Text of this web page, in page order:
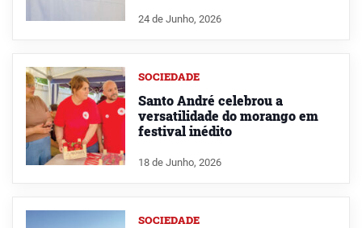
24 de Junho, 2026
SOCIEDADE
Santo André celebrou a
versatilidade do morango em
festival inédito
18 de Junho, 2026
SOCIEDADE